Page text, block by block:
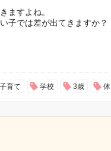
ますよね。
子では差が出てきますか？
子育て 学校 3歳 体